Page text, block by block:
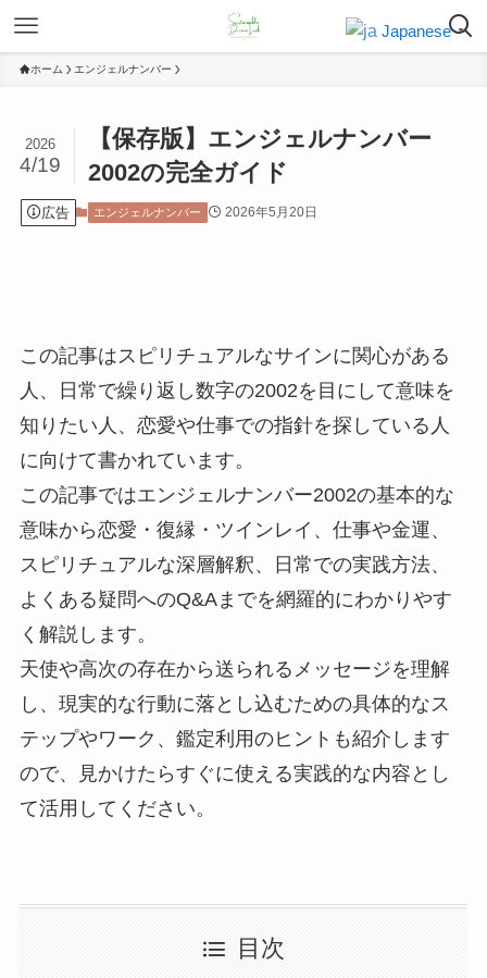
ホーム エンジェルナンバー
【保存版】エンジェルナンバー
2002の完全ガイド
2026
4/19
広告 エンジェルナンバー 2026年5月20日
この記事はスピリチュアルなサインに関心がある
人、日常で繰り返し数字の2002を目にして意味を
知りたい人、恋愛や仕事での指針を探している人
に向けて書かれています。
この記事ではエンジェルナンバー2002の基本的な
意味から恋愛・復縁・ツインレイ、仕事や金運、
スピリチュアルな深層解釈、日常での実践方法、
よくある疑問へのQ&Aまでを網羅的にわかりやす
く解説します。
天使や高次の存在から送られるメッセージを理解
し、現実的な行動に落とし込むための具体的なス
テップやワーク、鑑定利用のヒントも紹介します
ので、見かけたらすぐに使える実践的な内容とし
て活用してください。
目次
Japanese ▼